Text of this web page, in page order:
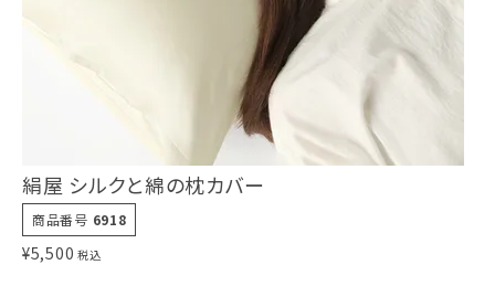
絹屋 シルクと綿の枕カバー
商品番号 6918
¥5,500 税込